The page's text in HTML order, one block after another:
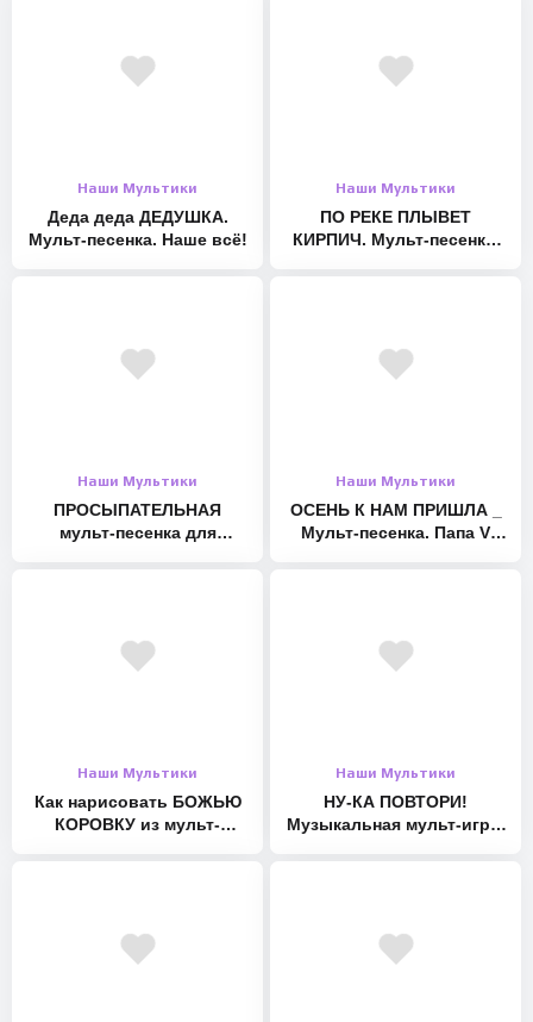
Наши Мультики
Деда деда ДЕДУШКА.
Мульт-песенка. Наше всё!
Наши Мультики
ПО РЕКЕ ПЛЫВЕТ
КИРПИЧ. Мульт-песенка.
Наши Мультики
ПРОСЫПАТЕЛЬНАЯ
мульт-песенка для
Наши Мультики
ОСЕНЬ К НАМ ПРИШЛА _
Мульт-песенка. Папа V
Наши Мультики
Как нарисовать БОЖЬЮ
КОРОВКУ из мульт-
Наши Мультики
НУ-КА ПОВТОРИ!
Музыкальная мульт-игра.